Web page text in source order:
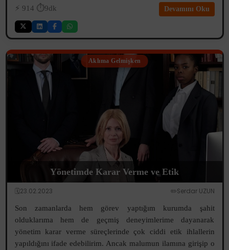
⚡️ 914 ⏱️9dk Devamını Oku
Aklıma Gelmişken
Yönetimde Karar Verme ve Etik
🗓️23.02.2023 ✏️Serdar UZUN
Son zamanlarda hem görev yaptığım kurumda şahit
olduklarıma hem de geçmiş deneyimlerime dayanarak
yönetim karar verme süreçlerinde çok ciddi etik ihlallerin
yapıldığını ifade edebilirim. Ancak malumun ilamına girişip o